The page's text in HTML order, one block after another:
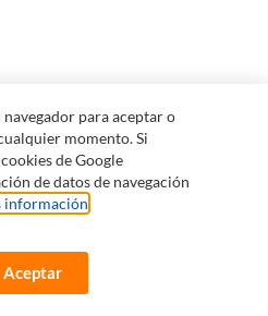
para aceptar o
momento. Si
de Google
de datos de navegación
información
Aceptar